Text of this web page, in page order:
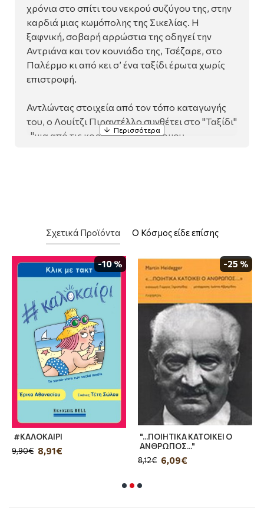
χρόνια στο σπίτι του νεκρού συζύγου της, στην
καρδιά μιας κωμόπολης της Σικελίας. Η
ξαφνική, σοβαρή αρρώστια της οδηγεί την
Αντριάνα και τον κουνιάδο της, Τσέζαρε, στο
Παλέρμο κι από κει σ’ ένα ταξίδι έρωτα χωρίς
επιστροφή.
Αντλώντας στοιχεία από τον τόπο καταγωγής
του, ο Λουίτζι Πιραντέλλο συνθέτει στο "Ταξίδι"
-"μια από τις κορυφές του σύντομου
Σχετικά Προϊόντα Ο Κόσμος είδε επίσης
-10 %
#ΚΑΛΟΚΑΙΡΙ
8,91€
9,90€
-25 %
"...ΠΟΙΗΤΙΚΑ ΚΑΤΟΙΚΕΙ Ο
ΑΝΘΡΩΠΟΣ..."
6,09€
8,12€